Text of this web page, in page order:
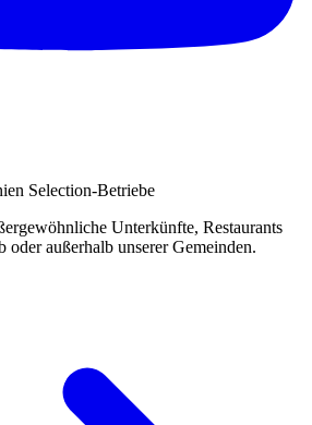
Selection-Betriebe
Unterkünfte, Restaurants
oder außerhalb unserer Gemeinden.